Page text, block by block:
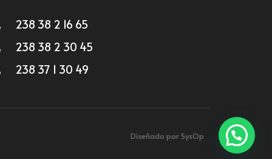
238 38 2 16 65
238 38 2 30 45
238 37 1 30 49
Diseñado por SysOp